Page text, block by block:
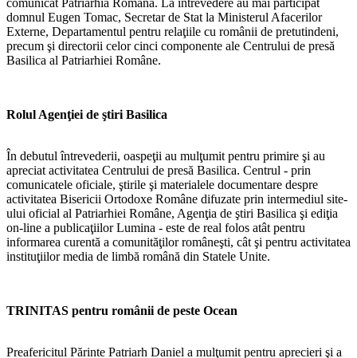
comunicat Patriarhia Romană. La întrevedere au mai participat
domnul Eugen Tomac, Secretar de Stat la Ministerul Afacerilor
Externe, Departamentul pentru relaţiile cu românii de pretutindeni,
precum şi directorii celor cinci componente ale Centrului de presă
Basilica al Patriarhiei Române.
Rolul Agenţiei de ştiri Basilica
În debutul întrevederii, oaspeţii au mulţumit pentru primire şi au
apreciat activitatea Centrului de presă Basilica. Centrul - prin
comunicatele oficiale, ştirile şi materialele documentare despre
activitatea Bisericii Ortodoxe Române difuzate prin intermediul site-
ului oficial al Patriarhiei Române, Agenţia de ştiri Basilica şi ediţia
on-line a publicaţiilor Lumina - este de real folos atât pentru
informarea curentă a comunităţilor româneşti, cât şi pentru activitatea
instituţiilor media de limbă română din Statele Unite.
TRINITAS pentru românii de peste Ocean
Preafericitul Părinte Patriarh Daniel a mulţumit pentru aprecieri şi a